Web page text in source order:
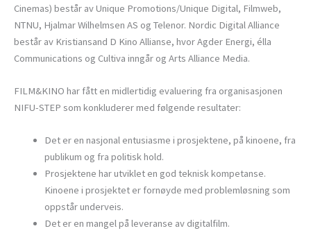
Cinemas) består av Unique Promotions/Unique Digital, Filmweb,
NTNU, Hjalmar Wilhelmsen AS og Telenor. Nordic Digital Alliance
består av Kristiansand D Kino Allianse, hvor Agder Energi, élla
Communications og Cultiva inngår og Arts Alliance Media.
FILM&KINO har fått en midlertidig evaluering fra organisasjonen
NIFU-STEP som konkluderer med følgende resultater:
Det er en nasjonal entusiasme i prosjektene, på kinoene, fra
publikum og fra politisk hold.
Prosjektene har utviklet en god teknisk kompetanse.
Kinoene i prosjektet er fornøyde med problemløsning som
oppstår underveis.
Det er en mangel på leveranse av digitalfilm.